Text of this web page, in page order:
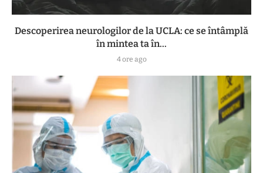
Descoperirea neurologilor de la UCLA: ce se întâmplă
în mintea ta în...
4 ore ago